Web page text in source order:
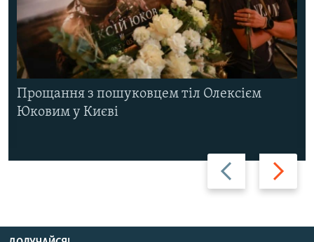
Назад Вперед
Прощання з пошуковцем тіл Олексієм
Юковим у Києві